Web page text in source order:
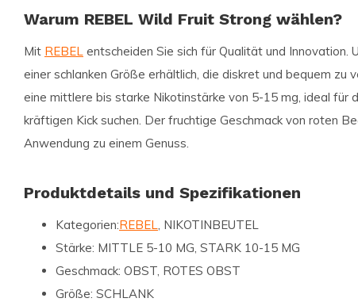
Warum REBEL Wild Fruit Strong wählen?
Mit REBEL entscheiden Sie sich für Qualität und Innovation.
einer schlanken Größe erhältlich, die diskret und bequem zu
eine mittlere bis starke Nikotinstärke von 5-15 mg, ideal für
kräftigen Kick suchen. Der fruchtige Geschmack von roten
Anwendung zu einem Genuss.
Produktdetails und Spezifikationen
Kategorien:REBEL, NIKOTINBEUTEL
Stärke: MITTLE 5-10 MG, STARK 10-15 MG
Geschmack: OBST, ROTES OBST
Größe: SCHLANK